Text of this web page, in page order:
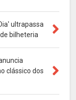
ultrapassa
bilheteria
clássico dos